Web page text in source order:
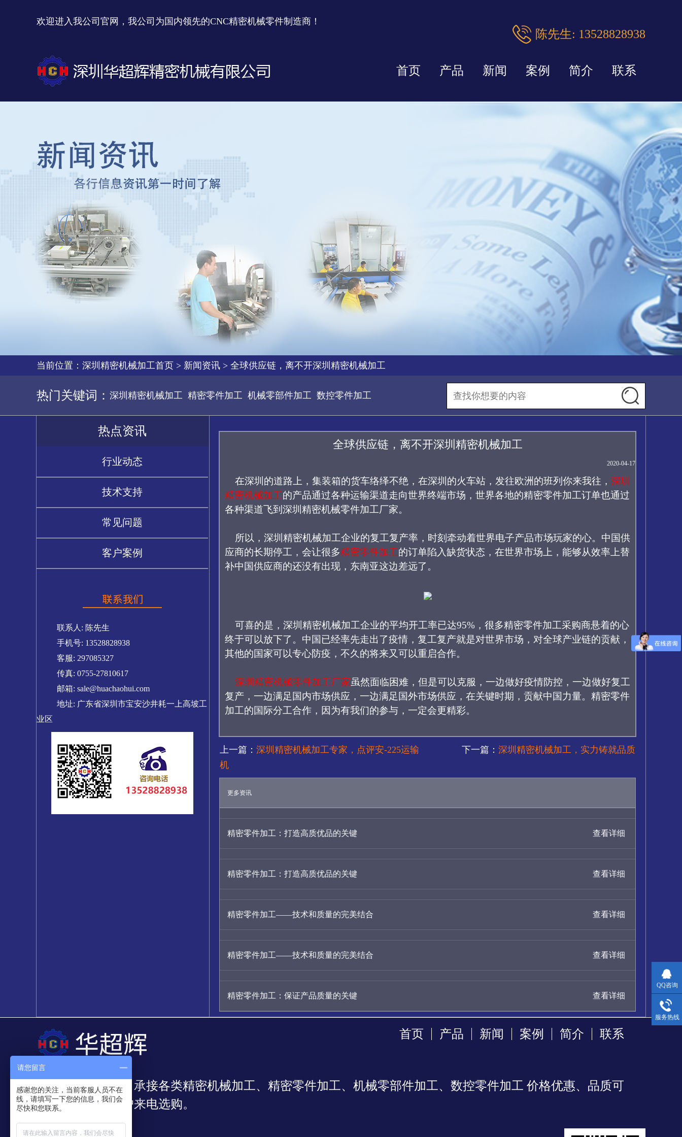
欢迎进入我公司官网，我公司为国内领先的CNC精密机械零件制造商！
陈先生: 13528828938
首页 产品 新闻 案例 简介 联系
当前位置： 深圳精密机械加工首页 > 新闻资讯 > 全球供应链，离不开深圳精密机械加工
热门关键词： 深圳精密机械加工 精密零件加工 机械零部件加工 数控零件加工
热点资讯
行业动态
技术支持
常见问题
客户案例
联系人: 陈先生
手机号: 13528828938
客服: 297085327
传真: 0755-27810617
邮箱: sale@huachaohui.com
地址: 广东省深圳市宝安沙井耗一上高坡工
业区
全球供应链，离不开深圳精密机械加工
2020-04-17
在深圳的道路上，集装箱的货车络绎不绝，在深圳的火车站，发往欧洲的班列你来我往， 深圳
精密机械加工的产品通过各种运输渠道走向世界终端市场，世界各地的精密零件加工订单也通过
各种渠道飞到深圳精密机械零件加工厂家。
所以，深圳精密机械加工企业的复工复产率，时刻牵动着世界电子产品市场玩家的心。中国供
应商的长期停工，会让很多精密零件加工的订单陷入缺货状态，在世界市场上，能够从效率上替
补中国供应商的还没有出现，东南亚这边差远了。
可喜的是，深圳精密机械加工企业的平均开工率已达95% ，很多精密零件加工采购商悬着的心
终于可以放下了。中国已经率先走出了疫情，复工复产就是对世界市场，对全球产业链的贡献，
其他的国家可以专心防疫，不久的将来又可以重启合作。
深圳精密机械零件加工厂家虽然面临困难，但是可以克服，一边做好疫情防控，一边做好复工
复产，一边满足国内市场供应，一边满足国外市场供应，在关键时期，贡献中国力量。精密零件
加工的国际分工合作，因为有我们的参与，一定会更精彩。
上一篇： 深圳精密机械加工专家，点评安-225运输
机
下一篇： 深圳精密机械加工，实力铸就品质
更多资讯
精密零件加工：打造高质优品的关键 查看详细
精密零件加工：打造高质优品的关键 查看详细
精密零件加工——技术和质量的完美结合 查看详细
精密零件加工——技术和质量的完美结合 查看详细
精密零件加工：保证产品质量的关键 查看详细
首页 产品 新闻 案例 简介 联系
我公司专业从事：承接各类精密机械加工、精密零件加工、机械零部件加工、数控零件加工 价格优惠、品质可
靠，欢迎新老客户来电选购。
QQ咨询
服务热线
请您留言
感谢您的关注，当前客服人员不在
线，请填写一下您的信息，我们会
尽快和您联系。